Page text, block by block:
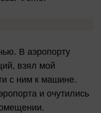
В аэропорту
взял мой
с ним к машине.
и очутились